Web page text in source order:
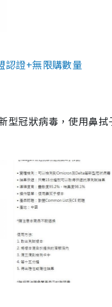
認證+無限購數量
型冠狀病毒，使用鼻拭